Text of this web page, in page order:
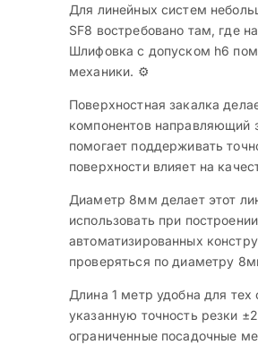
Для линейных систем
SF8 востребовано там, где
Шлифовка с допуском h6
механики. ⚙️
Поверхностная закалка
компонентов направляющий
помогает поддерживать
поверхности влияет на
Диаметр 8мм делает этот
использовать при
автоматизированных
проверяться по диаметру
Длина 1 метр удобна для тех
указанную точность резки
ограниченные посадочные